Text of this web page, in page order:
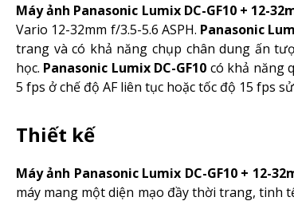
Máy ảnh Panasonic Lumix DC-GF10 + 12-
Vario 12-32mm f/3.5-5.6 ASPH. Panasonic
trang và có khả năng chụp chân dung ấn
học. Panasonic Lumix DC-GF10 có khả năng
5 fps ở chế độ AF liên tục hoặc tốc độ 15 fps
Thiết kế
Máy ảnh Panasonic Lumix DC-GF10 + 12-
máy mang một diện mạo đầy thời trang,